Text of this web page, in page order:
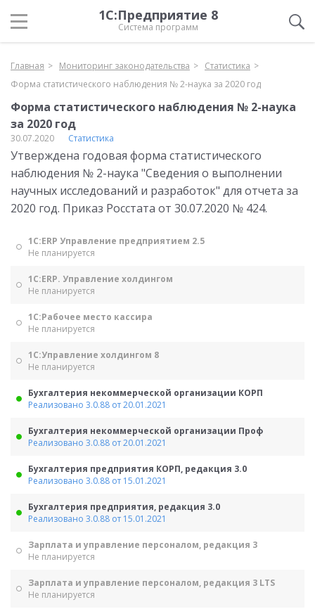
1С:Предприятие 8
Система программ
Главная Мониторинг законодательства
Статистика
Форма статистического наблюдения № 2-наука за 2020 год
Форма статистического наблюдения № 2-наука
за 2020 год
30.07.2020 Статистика
Утверждена годовая форма статистического
наблюдения № 2-наука "Сведения о выполнении
научных исследований и разработок" для отчета за
2020 год. Приказ Росстата от 30.07.2020 № 424.
1С:ERP Управление предприятием 2.5
Не планируется
1С:ERP. Управление холдингом
Не планируется
1С:Рабочее место кассира
Не планируется
1С:Управление холдингом 8
Не планируется
Бухгалтерия некоммерческой организации КОРП
Реализовано 3.0.88 от 20.01.2021
Бухгалтерия некоммерческой организации Проф
Реализовано 3.0.88 от 20.01.2021
Бухгалтерия предприятия КОРП, редакция 3.0
Реализовано 3.0.88 от 15.01.2021
Бухгалтерия предприятия, редакция 3.0
Реализовано 3.0.88 от 15.01.2021
Зарплата и управление персоналом, редакция 3
Не планируется
Зарплата и управление персоналом, редакция 3 LTS
Не планируется